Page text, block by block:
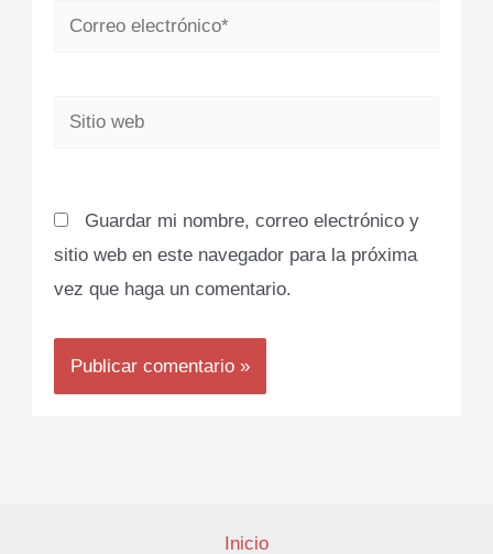
Correo
Sitio
Guardar mi nombre, correo electrónico y
sitio web en este navegador para la próxima
vez que haga un comentario.
Inicio